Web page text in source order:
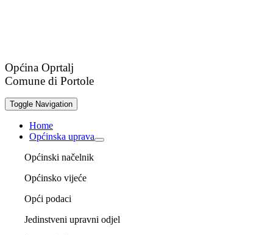
Općina Oprtalj
Comune di Portole
Toggle Navigation
Home
Općinska uprava
Općinski načelnik
Općinsko vijeće
Opći podaci
Jedinstveni upravni odjel